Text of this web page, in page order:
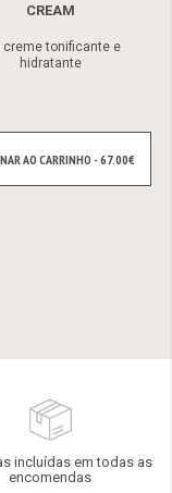
CREAM
creme tonificante e
hidratante
AO CARRINHO - 67.00€
incluídas em todas as
encomendas